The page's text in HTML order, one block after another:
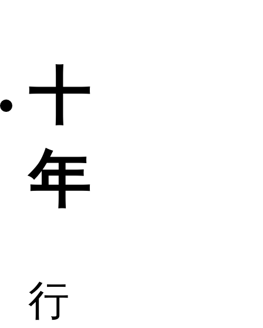
十
年
行